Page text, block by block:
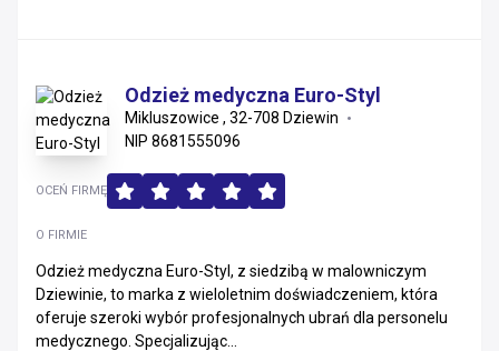
Odzież medyczna Euro-Styl
Mikluszowice , 32-708 Dziewin
NIP 8681555096
O FIRMIE
Odzież medyczna Euro-Styl, z siedzibą w malowniczym
Dziewinie, to marka z wieloletnim doświadczeniem, która
oferuje szeroki wybór profesjonalnych ubrań dla personelu
medycznego. Specjalizując...
OCEŃ FIRMĘ